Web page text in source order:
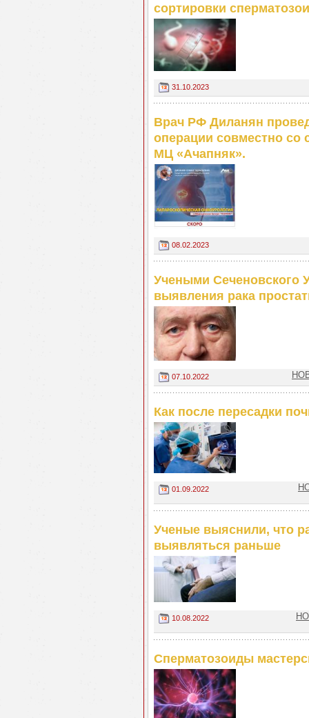
сортировки
31.10.2023
Врач РФ Диланян
операции совместно со
МЦ «Ачапняк».
08.02.2023
Учеными Сеченовского
выявления рака
07.10.2022
Как после пересадки
01.09.2022
Ученые выяснили, что
выявляться раньше
10.08.2022
Сперматозоиды